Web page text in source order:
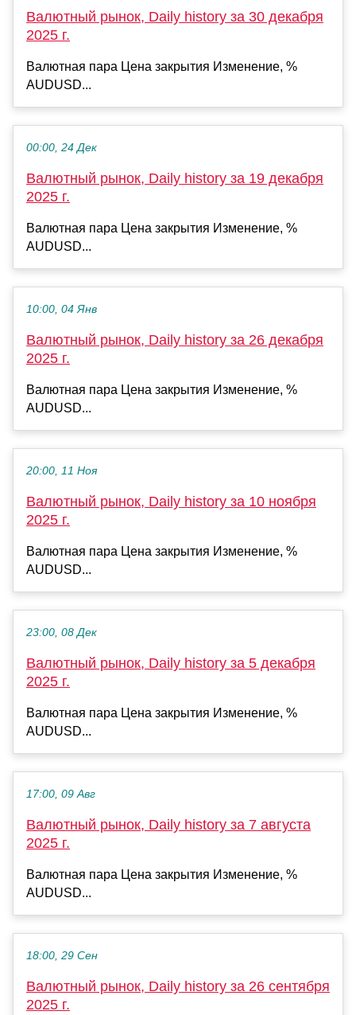
Валютный рынок, Daily history за 30 декабря
2025 г.
Валютная пара Цена закрытия Изменение, %
AUDUSD...
00:00, 24 Дек
Валютный рынок, Daily history за 19 декабря
2025 г.
Валютная пара Цена закрытия Изменение, %
AUDUSD...
10:00, 04 Янв
Валютный рынок, Daily history за 26 декабря
2025 г.
Валютная пара Цена закрытия Изменение, %
AUDUSD...
20:00, 11 Ноя
Валютный рынок, Daily history за 10 ноября
2025 г.
Валютная пара Цена закрытия Изменение, %
AUDUSD...
23:00, 08 Дек
Валютный рынок, Daily history за 5 декабря
2025 г.
Валютная пара Цена закрытия Изменение, %
AUDUSD...
17:00, 09 Авг
Валютный рынок, Daily history за 7 августа
2025 г.
Валютная пара Цена закрытия Изменение, %
AUDUSD...
18:00, 29 Сен
Валютный рынок, Daily history за 26 сентября
2025 г.